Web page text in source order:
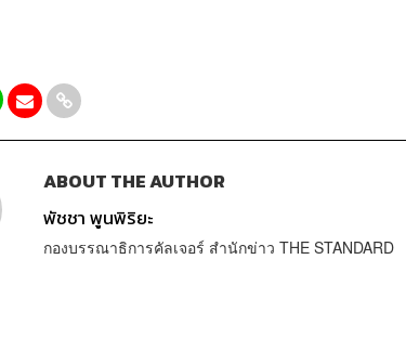
ABOUT THE AUTHOR
พัชชา พูนพิริยะ
กองบรรณาธิการคัลเจอร์ สำนักข่าว THE STANDARD